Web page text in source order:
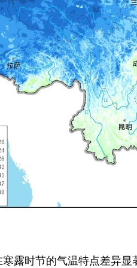
露时节的气温特点差异显